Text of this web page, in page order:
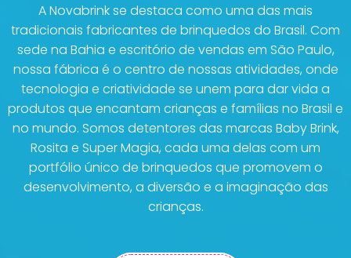
A Novabrink se destaca como uma das mais
tradicionais fabricantes de brinquedos do Brasil. Com
sede na Bahia e escritório de vendas em São Paulo,
nossa fábrica é o centro de nossas atividades, onde
tecnologia e criatividade se unem para dar vida a
produtos que encantam crianças e famílias no Brasil e
no mundo. Somos detentores das marcas Baby Brink,
Rosita e Super Magia, cada uma delas com um
portfólio único de brinquedos que promovem o
desenvolvimento, a diversão e a imaginação das
crianças.